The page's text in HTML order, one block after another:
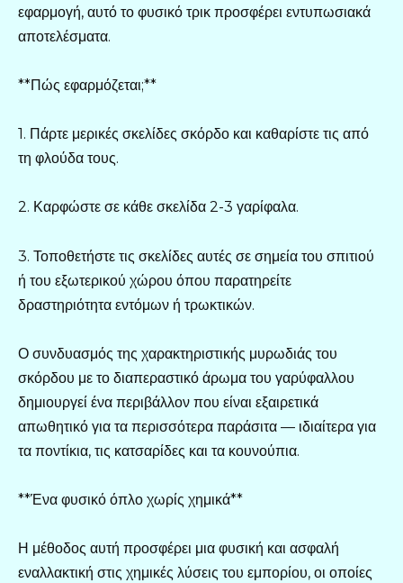
εφαρμογή, αυτό το φυσικό τρικ προσφέρει εντυπωσιακά
αποτελέσματα.
**Πώς εφαρμόζεται;**
1. Πάρτε μερικές σκελίδες σκόρδο και καθαρίστε τις από
τη φλούδα τους.
2. Καρφώστε σε κάθε σκελίδα 2-3 γαρίφαλα.
3. Τοποθετήστε τις σκελίδες αυτές σε σημεία του σπιτιού
ή του εξωτερικού χώρου όπου παρατηρείτε
δραστηριότητα εντόμων ή τρωκτικών.
Ο συνδυασμός της χαρακτηριστικής μυρωδιάς του
σκόρδου με το διαπεραστικό άρωμα του γαρύφαλλου
δημιουργεί ένα περιβάλλον που είναι εξαιρετικά
απωθητικό για τα περισσότερα παράσιτα — ιδιαίτερα για
τα ποντίκια, τις κατσαρίδες και τα κουνούπια.
**Ένα φυσικό όπλο χωρίς χημικά**
Η μέθοδος αυτή προσφέρει μια φυσική και ασφαλή
εναλλακτική στις χημικές λύσεις του εμπορίου, οι οποίες